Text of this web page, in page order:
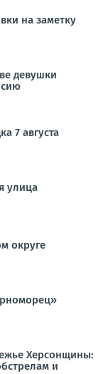
на заметку
девушки
7 августа
улица
округе
Херсонщины:
и